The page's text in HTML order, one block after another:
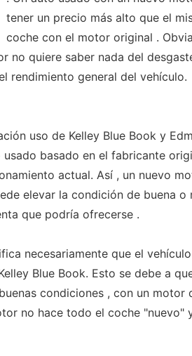
tener un precio más alto que el
coche con el motor original .
no quiere saber nada del
rendimiento general del vehículo.
uso de Kelley Blue Book y
basado en el fabricante
actual. Así , un nuevo
elevar la condición de buena o
que podría ofrecerse .
necesariamente que el
Blue Book. Esto se debe a
condiciones , con un motor
no hace todo el coche "nuevo"